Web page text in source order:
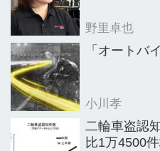
野里卓也
「オートバ
小川孝
二輪車盗認
比1万4500